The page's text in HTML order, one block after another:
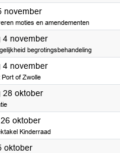
november2024
moties en amendementen
4 november2024
begrotingsbehandeling
4 november2024
of Zwolle
28 oktober2024
oktober2024
Kinderraad
oktober2024